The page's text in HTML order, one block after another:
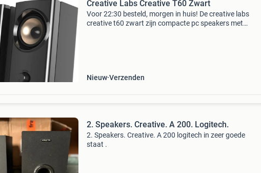
Creative Labs Creative T60 Zwart
Voor 22:30 besteld, morgen in huis! De creative labs
creative t60 zwart zijn compacte pc speakers met
Nieuw Verzenden
2. Speakers. Creative. A 200. Logitech.
2. Speakers. Creative. A 200 logitech in zeer goede
staat .